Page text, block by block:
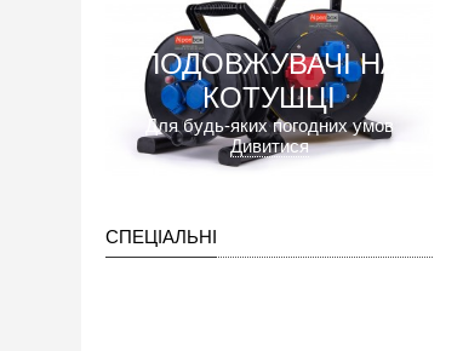
ПОДОВЖУВАЧІ НА
КОТУШЦІ
Для будь-яких погодних умов
Дивитися
СПЕЦІАЛЬНІ